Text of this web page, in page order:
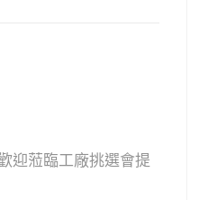
迎蒞臨工廠挑選會提